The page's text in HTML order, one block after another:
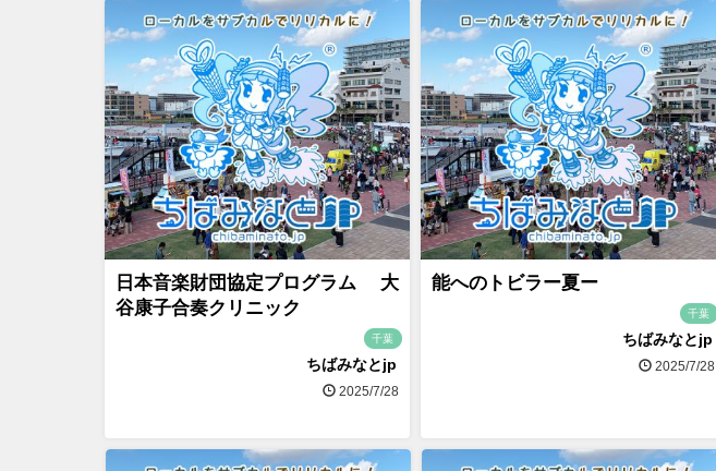
日本音楽財団協定プログラム 大
谷康子合奏クリニック
千葉
ちばみなとjp
2025/7/28
能へのトビラー夏ー
千葉
ちばみなとjp
2025/7/28